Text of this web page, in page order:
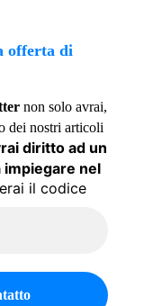
offerta di
non solo avrai,
dei nostri articoli
diritto ad un
impiegare nel
il codice